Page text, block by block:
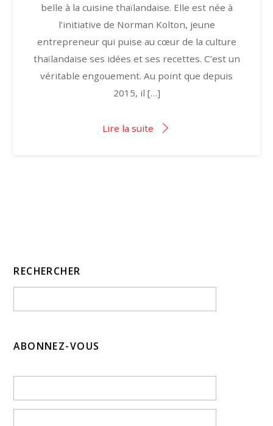
belle à la cuisine thaïlandaise. Elle est née à
l’initiative de Norman Kolton, jeune
entrepreneur qui puise au cœur de la culture
thaïlandaise ses idées et ses recettes. C’est un
véritable engouement. Au point que depuis
2015, il […]
Lire la suite
RECHERCHER
ABONNEZ-VOUS